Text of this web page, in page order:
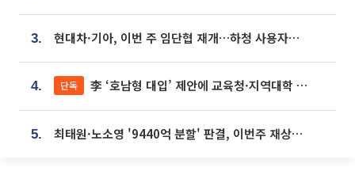
3. 현대차·기아, 이번 주 임단협 재개…하청 사용자성 재심도 ‘변수’
4. 단독 李 ‘호남형 대입’ 제안에 교육청·지역대학 서·논술형 입시 연계 '착수'
5. 최태원·노소영 '9440억 분할' 판결, 이번주 재상고 여부 주목